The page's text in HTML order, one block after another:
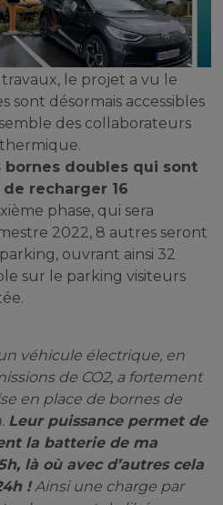
le projet a vu le
sont désormais accessibles
des collaborateurs
bornes doubles qui sont
recharger 16
phase, qui sera
2022, 8 autres seront
ouvrant ainsi 32
sur le parking visiteurs
véhicule électrique, en
de CO2, a fortement
en place de bornes de
Leur puissance permet de
la batterie de ma
là où avec d’autres cela
!Ainsi une charge par